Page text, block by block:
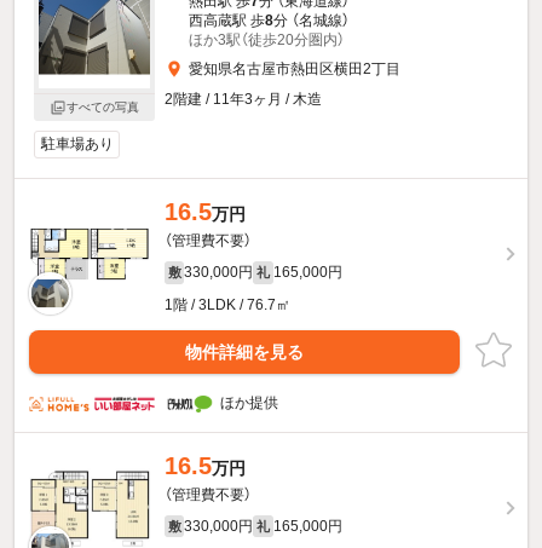
すべての写真
西高蔵駅 歩8分 （名城線）
ほか3駅（徒歩20分圏内）
愛知県名古屋市熱田区横田2丁目
2階建 / 11年3ヶ月 / 木造
駐車場あり
16.5万円
（管理費不要）
敷 330,000円 礼 165,000円
1階 / 3LDK / 76.7㎡
物件詳細を見る
ほか提供
16.5万円
（管理費不要）
敷 330,000円 礼 165,000円